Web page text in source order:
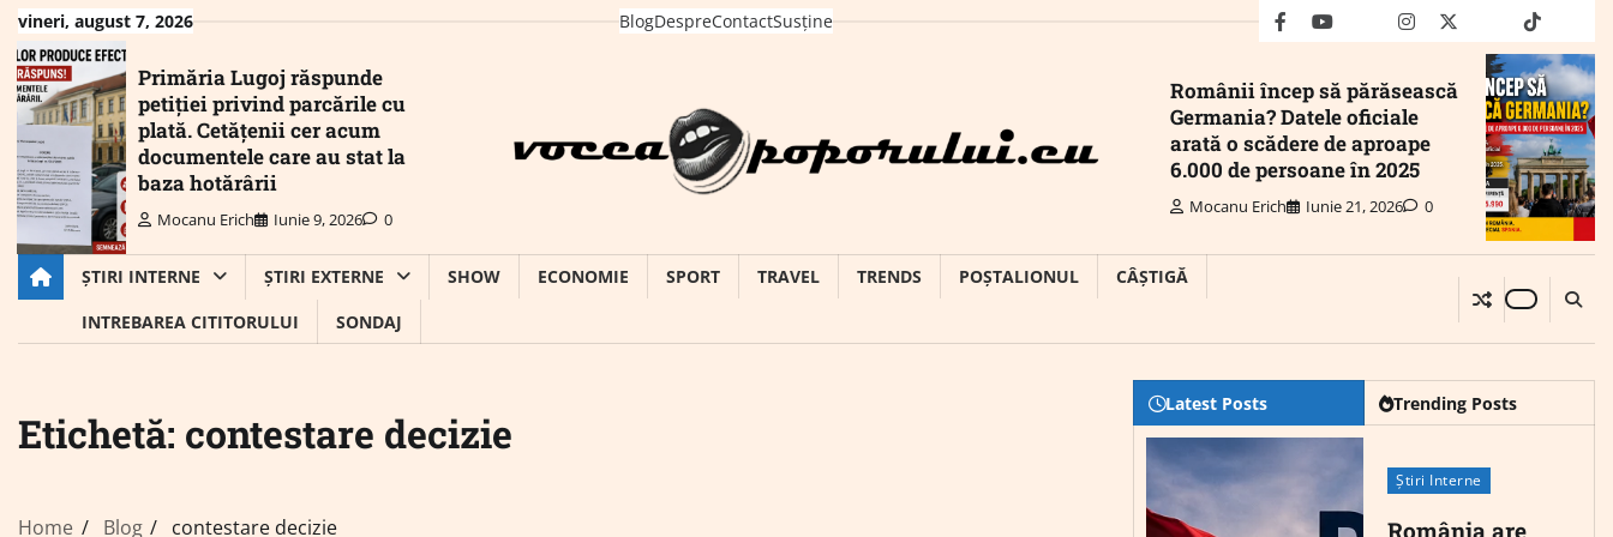
Skip
content
vineri, august 7, 2026 BlogDespreContactSusține facebookyoutubeMailinstagram
twitter truthtiktok
Primăria Lugoj răspunde
petiției privind parcările cu
plată. Cetățenii cer acum
documentele care au stat la
baza hotărârii
Mocanu Erich Iunie 9, 2026 0
Românii încep să părăsească
Germania? Datele oficiale
arată o scădere de aproape
6.000 de persoane în 2025
Mocanu Erich Iunie 21, 2026 0
ȘTIRI INTERNE ȘTIRI EXTERNE SHOW ECONOMIE SPORT TRAVEL TRENDS POȘTALIONUL
CÂȘTIGĂ
INTREBAREA CITITORULUI
SONDAJ
Etichetă: contestare decizie
Home Blog contestare decizie
Latest Posts Trending Posts
Știri Interne
România are